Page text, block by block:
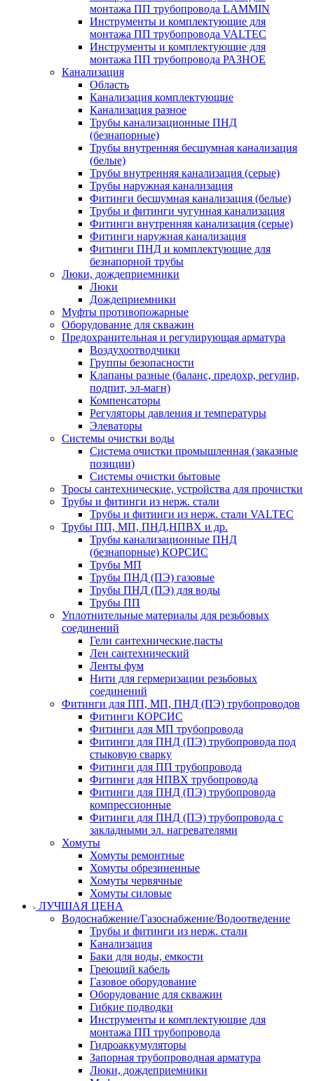
монтажа ПП трубопровода LAMMIN
Инструменты и комплектующие для
монтажа ПП трубопровода VALTEC
Инструменты и комплектующие для
монтажа ПП трубопровода РАЗНОЕ
Канализация
Область
Канализация комплектующие
Канализация разное
Трубы канализационные ПНД
(безнапорные)
Трубы внутренняя бесшумная канализация
(белые)
Трубы внутренняя канализация (серые)
Трубы наружная канализация
Фитинги бесшумная канализация (белые)
Трубы и фитинги чугунная канализация
Фитинги внутренняя канализация (серые)
Фитинги наружная канализация
Фитинги ПНД и комплектующие для
безнапорной трубы
Люки, дождеприемники
Люки
Дождеприемники
Муфты противопожарные
Оборудование для скважин
Предохранительная и регулирующая арматура
Воздухоотводчики
Группы безопасности
Клапаны разные (баланс, предохр, регулир,
подпит, эл-магн)
Компенсаторы
Регуляторы давления и температуры
Элеваторы
Системы очистки воды
Система очистки промышленная (заказные
позиции)
Системы очистки бытовые
Тросы сантехнические, устройства для прочистки
Трубы и фитинги из нерж. стали
Трубы и фитинги из нерж. стали VALTEC
Трубы ПП, МП, ПНД,НПВХ и др.
Трубы канализационные ПНД
(безнапорные) КОРСИС
Трубы МП
Трубы ПНД (ПЭ) газовые
Трубы ПНД (ПЭ) для воды
Трубы ПП
Уплотнительные материалы для резьбовых
соединений
Гели сантехнические,пасты
Лен сантехнический
Ленты фум
Нити для гермеризации резьбовых
соединений
Фитинги для ПП, МП, ПНД (ПЭ) трубопроводов
Фитинги КОРСИС
Фитинги для МП трубопровода
Фитинги для ПНД (ПЭ) трубопровода под
стыковую сварку
Фитинги для ПП трубопровода
Фитинги для НПВХ трубопровода
Фитинги для ПНД (ПЭ) трубопровода
компрессионные
Фитинги для ПНД (ПЭ) трубопровода с
закладными эл. нагревателями
Хомуты
Хомуты ремонтные
Хомуты обрезиненные
Хомуты червячные
Хомуты силовые
ЛУЧШАЯ ЦЕНА
Водоснабжение/Газоснабжение/Водоотведение
Трубы и фитинги из нерж. стали
Канализация
Баки для воды, емкости
Греющий кабель
Газовое оборудование
Оборудование для скважин
Гибкие подводки
Инструменты и комплектующие для
монтажа ПП трубопровода
Гидроаккумуляторы
Запорная трубопроводная арматура
Люки, дождеприемники